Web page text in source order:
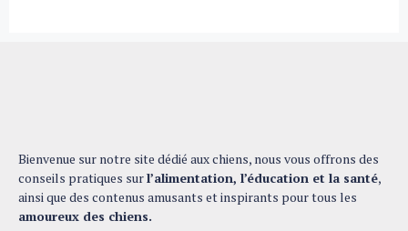
Bienvenue sur notre site dédié aux chiens, nous vous offrons des
conseils pratiques surl’alimentation, l’éducation et la santé,
ainsi que des contenus amusants et inspirants pour tous les
amoureux des chiens.